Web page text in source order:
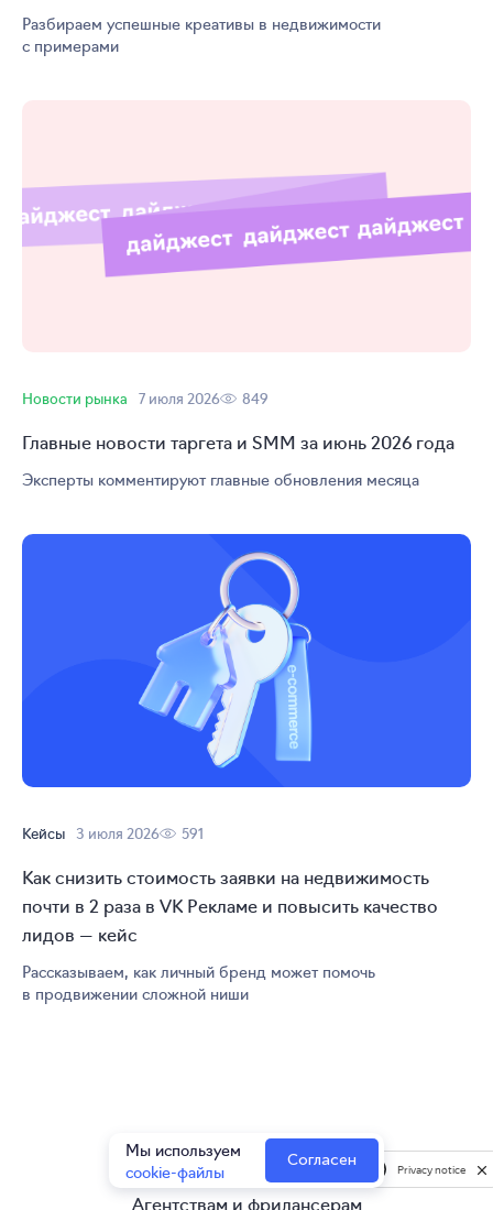
Разбираем успешные креативы в недвижимости
с примерами
Новости рынка 7 июля 2026 849
Главные новости таргета и SMM за июнь 2026 года
Эксперты комментируют главные обновления месяца
Кейсы 3 июля 2026 591
Как снизить стоимость заявки на недвижимость
почти в 2 раза в VK Рекламе и повысить качество
лидов — кейс
Рассказываем, как личный бренд может помочь
в продвижении сложной ниши
Все акции
Агентствам и фрилансерам
Мы используем
cookie-файлы
Согласен Privacy notice